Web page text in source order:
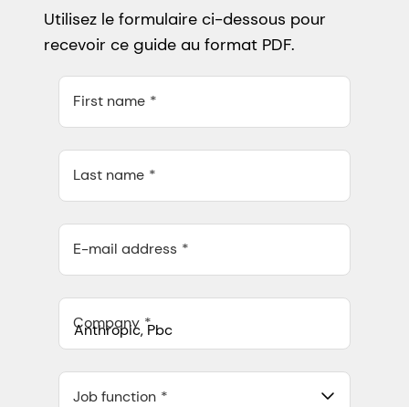
Utilisez le formulaire ci-dessous pour
recevoir ce guide au format PDF.
First name
Last name
E-mail address
Company
548 Market St Pmb 90375, San Francisco, California, US
Job function